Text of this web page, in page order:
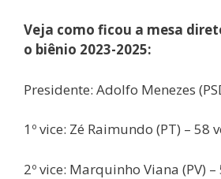
Veja como ficou a mesa
o biênio 2023-2025:
Presidente: Adolfo Menezes
1º vice: Zé Raimundo (PT) – 58
2º vice: Marquinho Viana (PV) –